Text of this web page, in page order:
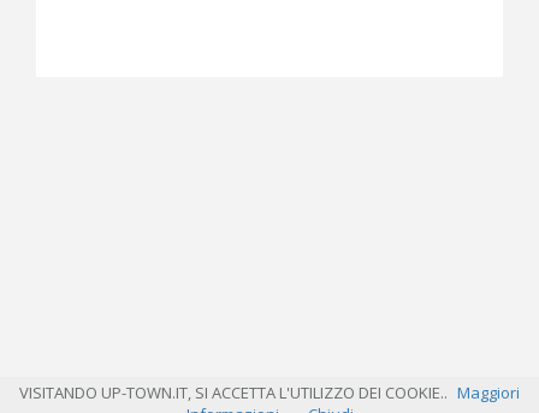
VISITANDO UP-TOWN.IT, SI ACCETTA L'UTILIZZO DEI COOKIE.. Maggiori